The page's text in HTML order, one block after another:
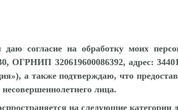
даю согласие на обработку моих
ОГРНИП 320619600086392, адрес:
а также подтверждаю, что
лица.
на следующие